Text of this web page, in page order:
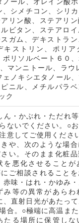
ール、オレイン酸ポ
シメチコン、シリカ
リン酸、ステアリン
ビタン、ステアロイ
ガム、デキストラ
キストリン、ポリア
ポリソルベート６０
マンニトール、ラウ
ェノキシエタノール
ニル、メチルパラベ
ク
ん・かぶれ・ただれ
ないでください。○
意してご使用くださ
や、次のような場合
い。そのまま化粧品
を悪化させることが
ご相談されることを
赤味・はれ・かゆみ
等の異常があらわ
、直射日光があたっ
合。○極端に高温ま
たる場所に保管しな